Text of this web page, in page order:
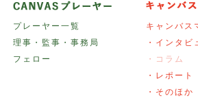
プレーヤー一覧
理事・監事・事務局
フェロー
キャンバス
・インタビ
・コラム
・レポート
・そのほか